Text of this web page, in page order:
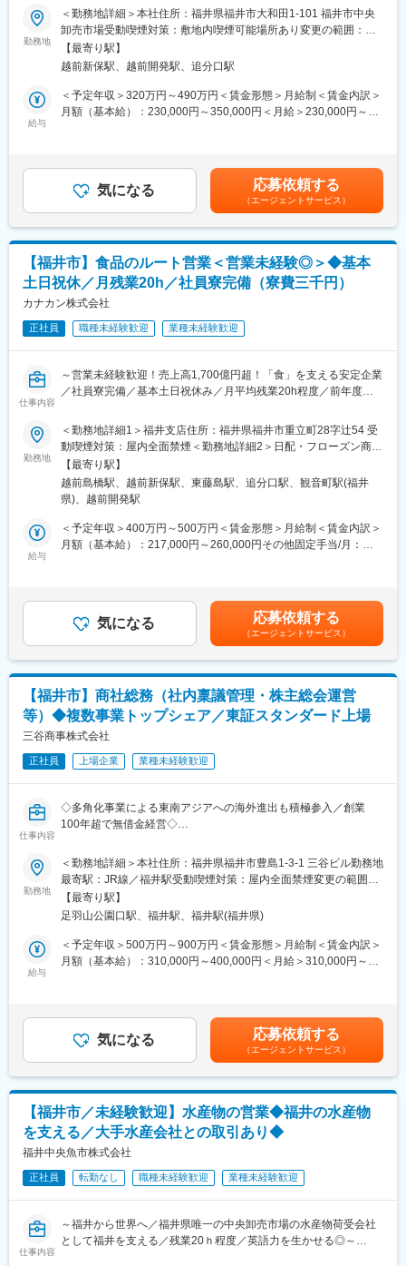
■配属先について：
・営業担当は8名（20代～50代）、営業サポートは4名の体制です
まずは開発部に配属となります。（知識やスキルに応じて研修期
間として1～2年を想定）その期間に開発部の業務を行いながら、
その後、営業に配属になり、OJTにて営業の業務を身に着けてい
ただきます。
■企業の特徴：
県内トップクラスの売上高を誇る産元商社です。レーヨンの販売
からスタートし、地元福井の繊維産業の発展と共に様々な工程部
門の企業とのネットワークを構築しています。現在では繊維にか
かる生産・加工・流通・開発を指令する知識集約型企業として、
当地のリーダー的存在となっています。県内トップクラスの売上
高を誇る所以は、長年の業歴で培った大手企業とのパイプや県内
変更の範囲：会社の定める業務
界が
未経験の方もチャレンジ歓迎です。
■仕事内容：
生鮮水産物・冷凍水産物・塩干加工品・その他食料品の販売を行
って
いただきます。既存営業がメイン（9割）です。
市場外での商社、外食、量販店等への提案営業・販売
（仕入先と販売先のコーディネートを行います。）
※英語スキルをお持ちの方は、活かすことができる仕事・環境です
現在、82名体制です。
その内、営業の方は全体で50名いらっしゃり、今回の配属先につ
いては
現在12名体制（20代から60代）です。
■ご入社後のフォロー体制：
先輩の指導のもと業務を行って頂きますので、ご安心ください。
■はたらき方：
※就業時間は、08:00 ～ 16:00（休憩60分） です
※月平均所定外労働時間は20H程度です
※平均勤続年数は12.9年です
■キャリアパス等：
輸入も関わってくる業務になるため、英語スキルを活かす・高め
す。
まずはメンバーとして活躍いただきますが、将来的に管理職を目
福井市中央卸売市場の水産物卸売業を展開する会社です。
福井の近海で獲れた魚や全国の魚、世界中の魚を福井の皆様や
全国の消費市場に販売しています。
近年ではふくいサーモンの養殖にも取り組んでいます。
変更の範囲：会社の定める業務
勤務地
＜勤務地詳細＞本社住所：福井県福井市大和田1-101 福井市中央
卸売市場受動喫煙対策：敷地内喫煙可能場所あり変更の範囲：会
社の定める事業所
【最寄り駅】
越前新保駅、越前開発駅、追分口駅
給与
＜予定年収＞320万円～490万円＜賃金形態＞月給制＜賃金内訳＞
月額（基本給）：230,000円～350,000円＜月給＞230,000円～
（上限30,000円／月まで）■深夜手当賃金はあくまでも目安の金
額であり、選考を通じて上下する可能性があります。月給(月額)は
固定手当を含めた表記です。
気になる 応募依頼する
（エージェントサービス）
【福井市】食品のルート営業＜営業未経験◎＞◆基本
土日祝休／月残業20h／社員寮完備（寮費三千円）
カナカン株式会社
正社員 職種未経験歓迎 業種未経験歓迎
仕事内容
～営業未経験歓迎！売上高1,700億円超！「食」を支える安定企業
／社員寮完備／基本土日祝休み／月平均残業20h程度／前年度賞
＼魅力ポイント／
◎売上高1,700億円超の安定基盤
◎社員寮完備（寮費3千円）！世帯手当・扶養手当など充実○
◎基本土日祝休み／月残業20h程度
■業務内容：
食料品・酒類卸売業などを行う当社にて、営業職をお任せいたし
≪具体的には≫
・お得意先様やメーカー様への定期訪問および商談
▼顧客▼
コンビニ、スーパー、酒屋、飲食店など、部門によって様々
※ご希望と適性を見て、配属部門を決定いたします
▼繁忙期▼
・クリスマスから年末年始
・夏場：ビール、飲料
・季節ごとのイベント：GW、シルバーウィークなど
上記のようなイベントの前後が繁忙期となります
※一番の繁忙期は12月後半
＜目安＞
3年後を目途に独り立ちしていただく想定で、丁寧に教育いたしま
す。
・半年～1年：物流管理（仕分け）からスタート、商品を見て覚え
・半年～1年後：先輩社員の営業へ同行
◎先輩社員がしっかりとサポートいたします！
・年収430～470万円／30歳／入社8年目
・年収460～500万円／35歳／入社13年目
■教育制度：
すべての社員を対象にした階層別の社員研修のほか、社内昇格試
験を採用して各人のレベルアップを同時に図っております。
■魅力：
・価格重視／地域のものに特化／品揃え重視など、顧客によって
求めるものは様々。顧客ニーズをしっかりとキャッチしご提案す
る卸売り業のため、色んな人と出会い、接する機会が多いです。
・毎年春秋に出る新商品情報をいち早くキャッチでき、発売2～3
勤務地
＜勤務地詳細1＞福井支店住所：福井県福井市重立町28字辻54 受
動喫煙対策：屋内全面禁煙＜勤務地詳細2＞日配・フローズン商品
福井営業所住所：福井県福井市高柳2-1801 受動喫煙対策：屋内全
面禁煙変更の範囲：会社の定める事業所
【最寄り駅】
越前島橋駅、越前新保駅、東藤島駅、追分口駅、観音町駅(福井
県)、越前開発駅
給与
＜予定年収＞400万円～500万円＜賃金形態＞月給制＜賃金内訳＞
月額（基本給）：217,000円～260,000円その他固定手当/月：
気になる 応募依頼する
（エージェントサービス）
【福井市】商社総務（社内稟議管理・株主総会運営
等）◆複数事業トップシェア／東証スタンダード上場
三谷商事株式会社
正社員 上場企業 業種未経験歓迎
仕事内容
◇多角化事業による東南アジアへの海外進出も積極参入／創業
100年超で無借金経営◇
■業務内容：
コンクリート等の建材事業をはじめ、複数事業でトップシェアを
誇る専門商社です。
当社の総務業務をお任せいたします。
■具体的な業務：
お任せする業務については、ご本人のこれまでの経歴や適正を鑑
・施設管理
・文書管理
・社内・社外広報の発行
・福利厚生関連
・業務企画（規程・マニュアル、ITインフラ整備等）
・安全運転管理
お任せする業務については、ご本人のこれまでの経歴や適正を鑑
みて判断させて頂きます。
■当社の特徴：
◎トップシェア事業の展開
基幹事業であるセメント・生コンの販売、そしてグループ会社の
勤務地
＜勤務地詳細＞本社住所：福井県福井市豊島1-3-1 三谷ビル勤務地
最寄駅：JR線／福井駅受動喫煙対策：屋内全面禁煙変更の範囲：
当社および出向（転籍）先の拠点全般
【最寄り駅】
足羽山公園口駅、福井駅、福井駅(福井県)
給与
＜予定年収＞500万円～900万円＜賃金形態＞月給制＜賃金内訳＞
月額（基本給）：310,000円～400,000円＜月給＞310,000円～
となる場合は残業代の代わりに管理者手当がつきます。それ以外
の社員は残業代支給です。賃金はあくまでも目安の金額であり、
選考を通じて上下する可能性があります。月給(月額)は固定手当を
含めた表記です。
気になる 応募依頼する
（エージェントサービス）
【福井市／未経験歓迎】水産物の営業◆福井の水産物
を支える／大手水産会社との取引あり◆
福井中央魚市株式会社
正社員 転勤なし 職種未経験歓迎 業種未経験歓迎
仕事内容
～福井から世界へ／福井県唯一の中央卸売市場の水産物荷受会社
として福井を支える／残業20ｈ程度／英語力を生かせる◎～